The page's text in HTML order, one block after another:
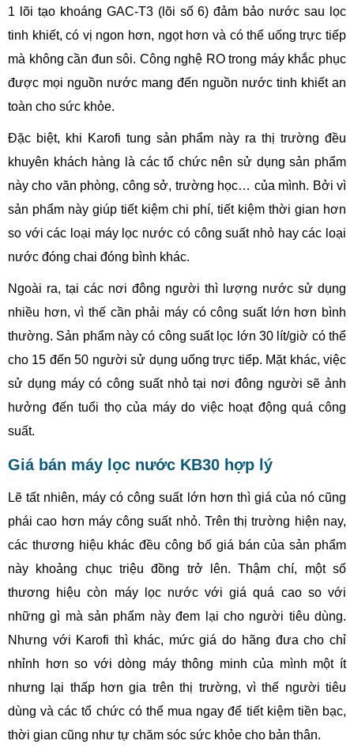
1 lõi tạo khoáng GAC-T3 (lõi số 6) đảm bảo nước sau lọc
tinh khiết, có vị ngon hơn, ngọt hơn và có thể uống trực tiếp
mà không cần đun sôi. Công nghệ RO trong máy khắc phục
được mọi nguồn nước mang đến nguồn nước tinh khiết an
toàn cho sức khỏe.
Đặc biệt, khi Karofi tung sản phẩm này ra thị trường đều
khuyên khách hàng là các tổ chức nên sử dụng sản phẩm
này cho văn phòng, công sở, trường học… của mình. Bởi vì
sản phẩm này giúp tiết kiệm chi phí, tiết kiệm thời gian hơn
so với các loại máy lọc nước có công suất nhỏ hay các loại
nước đóng chai đóng bình khác.
Ngoài ra, tại các nơi đông người thì lượng nước sử dụng
nhiều hơn, vì thế cần phải máy có công suất lớn hơn bình
thường. Sản phẩm này có công suất lọc lớn 30 lít/giờ có thể
cho 15 đến 50 người sử dụng uống trực tiếp. Mặt khác, việc
sử dụng máy có công suất nhỏ tại nơi đông người sẽ ảnh
hưởng đến tuổi thọ của máy do việc hoạt động quá công
suất.
Giá bán máy lọc nước KB30 hợp lý
Lẽ tất nhiên, máy có công suất lớn hơn thì giá của nó cũng
phái cao hơn máy công suất nhỏ. Trên thị trường hiện nay,
các thương hiệu khác đều công bố giá bán của sản phẩm
này khoảng chục triệu đồng trở lên. Thậm chí, một số
thương hiệu còn máy lọc nước với giá quá cao so với
những gì mà sản phẩm này đem lại cho người tiêu dùng.
Nhưng với Karofi thì khác, mức giá do hãng đưa cho chỉ
nhỉnh hơn so với dòng máy thông minh của mình một ít
nhưng lại thấp hơn gia trên thị trường, vì thế người tiêu
dùng và các tổ chức có thể mua ngay để tiết kiệm tiền bạc,
thời gian cũng như tự chăm sóc sức khỏe cho bản thân.